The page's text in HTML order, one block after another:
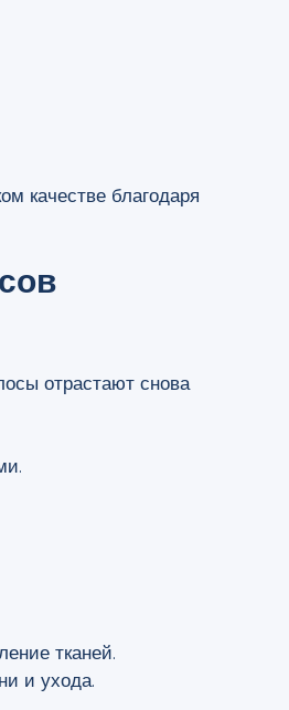
качестве благодаря
отрастают снова
тканей.
и ухода.